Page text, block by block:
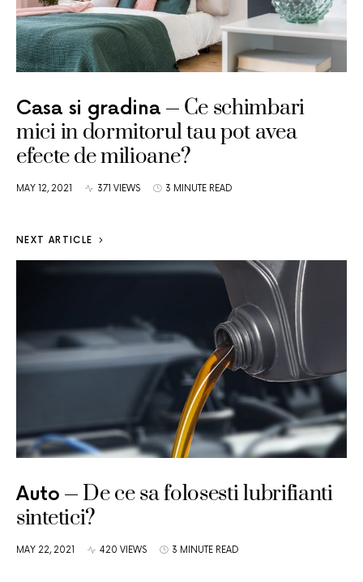
Casa si gradina
Ce schimbari
mici in dormitorul tau pot avea
efecte de milioane?
MAY 12, 2021 371 VIEWS 3 MINUTE READ
NEXT ARTICLE
Auto
De ce sa folosesti lubrifianti
sintetici?
MAY 22, 2021 420 VIEWS 3 MINUTE READ